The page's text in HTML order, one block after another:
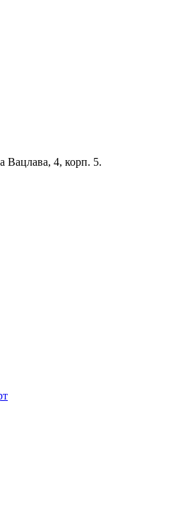
Вацлава, 4, корп. 5.